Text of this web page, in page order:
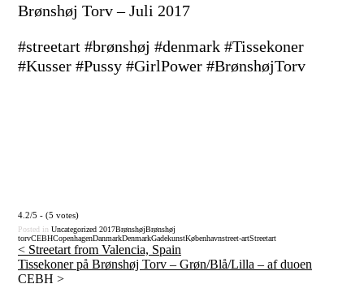
Brønshøj Torv – Juli 2017
#streetart #brønshøj #denmark #Tissekoner
#Kusser #Pussy #GirlPower #BrønshøjTorv
4.2/5 - (5 votes)
Posted in Uncategorized 2017BrønshøjBrønshøj
torvCEBHCopenhagenDanmarkDenmarkGadekunstKøbenhavnstreet-artStreetart
Post
< Streetart from Valencia, Spain
Tissekoner på Brønshøj Torv – Grøn/Blå/Lilla – af duoen
CEBH >